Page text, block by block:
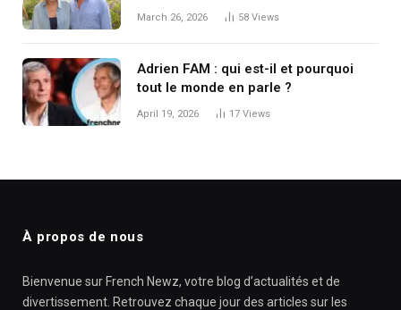
de savoir « qui est qui » à l’ère
March 26, 2026 58 Views
Adrien FAM : qui est-il et pourquoi
tout le monde en parle ?
April 19, 2026 17 Views
À propos de nous
Bienvenue sur French Newz, votre blog d’actualités et de
divertissement. Retrouvez chaque jour des articles sur les